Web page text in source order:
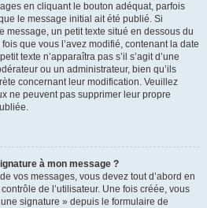
en cliquant le bouton adéquat, parfois
le message initial ait été publié. Si
message, un petit texte situé en dessous du
que vous l’avez modifié, contenant la date
texte n’apparaîtra pas s’il s’agit d’une
ou un administrateur, bien qu’ils
concernant leur modification. Veuillez
ne peuvent pas supprimer leur propre
à mon message ?
vos messages, vous devez tout d’abord en
de l’utilisateur. Une fois créée, vous
signature » depuis le formulaire de